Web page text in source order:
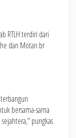
RTLH terdiri dari
dan Motan br
bersama-sama
pungkas